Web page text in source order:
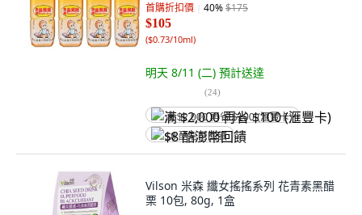
首購折扣價 40%$175
$105
($0.73/10ml)
明天 8/11 (二) 預計送達
(24)
满 $2,000 再省 $100 (滙豐卡)
$8 酷澎幣回饋
Vilson 米森 纖女搖搖系列 花青素黑醋
栗 10包, 80g, 1盒